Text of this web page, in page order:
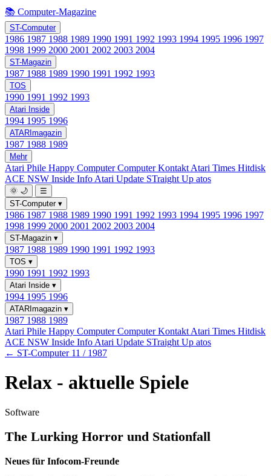
📚 Computer-Magazine
ST-Computer
1986 1987 1988 1989 1990 1991 1992 1993 1994 1995 1996 1997
1998 1999 2000 2001 2002 2003 2004
ST-Magazin
1987 1988 1989 1990 1991 1992 1993
TOS
1990 1991 1992 1993
Atari Inside
1994 1995 1996
ATARImagazin
1987 1988 1989
Mehr
Atari Phile Happy ComputerComputer Kontakt Atari Times Hitdisk
ACE NSW Inside Info Atari Update STraight Up atos
🌞 🌙
☰
ST-Computer ▾
1986 1987 1988 1989 1990 1991 1992 1993 1994 1995 1996 1997
1998 1999 2000 2001 2002 2003 2004
ST-Magazin ▾
1987 1988 1989 1990 1991 1992 1993
TOS ▾
1990 1991 1992 1993
Atari Inside ▾
1994 1995 1996
ATARImagazin ▾
1987 1988 1989
Atari Phile Happy ComputerComputer Kontakt Atari Times Hitdisk
ACE NSW Inside Info Atari Update STraight Up atos
← ST-Computer 11 / 1987
Relax - aktuelle Spiele
Software
The Lurking Horror und Stationfall
Neues für Infocom-Freunde